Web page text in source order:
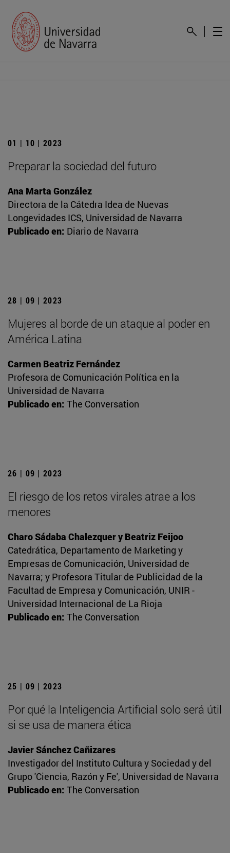
01 | 10 | 2023
Preparar la sociedad del futuro
Ana Marta González
Directora de la Cátedra Idea de Nuevas
Longevidades ICS, Universidad de Navarra
Publicado en: Diario de Navarra
28 | 09 | 2023
Mujeres al borde de un ataque al poder en
América Latina
Carmen Beatriz Fernández
Profesora de Comunicación Política en la
Universidad de Navarra
Publicado en: The Conversation
26 | 09 | 2023
El riesgo de los retos virales atrae a los
menores
Charo Sádaba Chalezquer y Beatriz Feijoo
Catedrática, Departamento de Marketing y
Empresas de Comunicación, Universidad de
Navarra; y Profesora Titular de Publicidad de la
Facultad de Empresa y Comunicación, UNIR -
Universidad Internacional de La Rioja
Publicado en: The Conversation
25 | 09 | 2023
Por qué la Inteligencia Artificial solo será útil
si se usa de manera ética
Javier Sánchez Cañizares
Investigador del Instituto Cultura y Sociedad y del
Grupo 'Ciencia, Razón y Fe', Universidad de Navarra
Publicado en: The Conversation